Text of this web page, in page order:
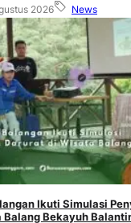
2026 News
Ikuti Simulasi
Balang Bekayuh